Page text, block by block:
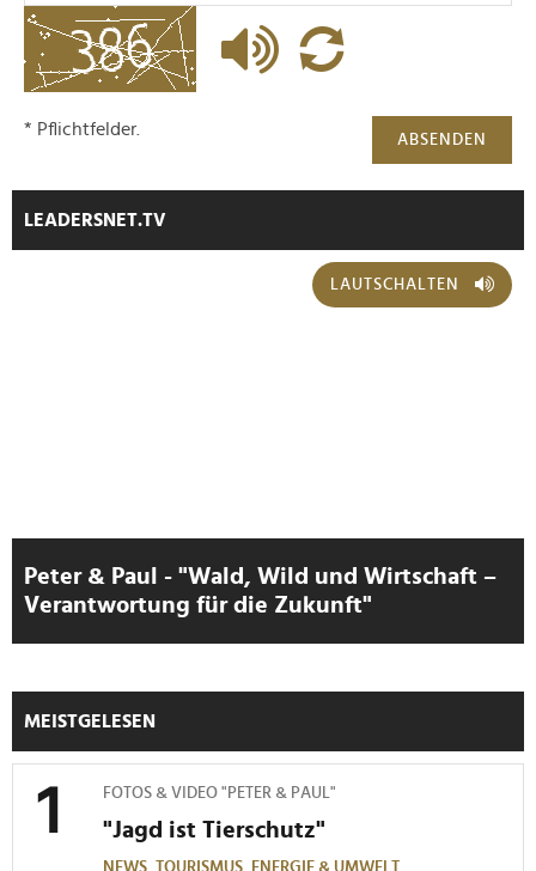
Partner führen diese Informationen möglicherweise mit
weiteren Daten zusammen, die Sie ihnen bereitgestellt
haben oder die sie im Rahmen Ihrer Nutzung der Dienste
ABSENDEN
* Pflichtfelder.
LEADERSNET.TV
LAUTSCHALTEN
Peter & Paul - "Wald, Wild und Wirtschaft –
Verantwortung für die Zukunft"
MEISTGELESEN
FOTOS & VIDEO "PETER & PAUL"
"Jagd ist Tierschutz"
NEWS, TOURISMUS, ENERGIE & UMWELT,